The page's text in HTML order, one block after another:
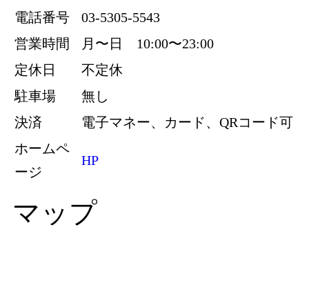
電話番号
03-5305-5543
営業時間
月〜日 10:00〜23:00
定休日
不定休
駐車場
無し
決済
電子マネー、カード、QRコード可
ホームペ
ージ
HP
マップ